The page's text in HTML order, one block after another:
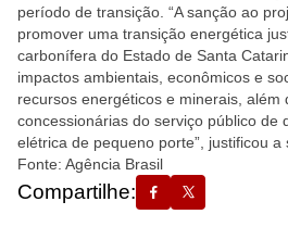
período de transição. “A sanção ao
promover uma transição energética
carbonífera do Estado de Santa
impactos ambientais, econômicos e
recursos energéticos e minerais, além
concessionárias do serviço público de
elétrica de pequeno porte”, justificou a
Fonte: Agência Brasil
Compartilhe: